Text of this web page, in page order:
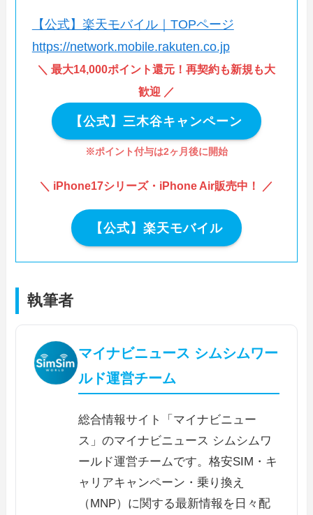
【公式】楽天モバイル｜TOPページ
https://network.mobile.rakuten.co.jp
＼ 最大14,000ポイント還元！再契約も新規も大
歓迎 ／
【公式】三木谷キャンペーン
※ポイント付与は2ヶ月後に開始
＼ iPhone17シリーズ・iPhone Air販売中！ ／
【公式】楽天モバイル
執筆者
マイナビニュース シムシムワー
ルド運営チーム
総合情報サイト「マイナビニュー
ス」のマイナビニュース シムシムワ
ールド運営チームです。格安SIM・キ
ャリアキャンペーン・乗り換え
（MNP）に関する最新情報を日々配